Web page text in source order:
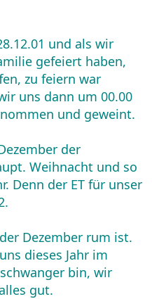
und als wir
gefeiert haben,
zu feiern war
uns dann um 00.00
und geweint.
der
Weihnacht und so
Denn der ET für unser
Dezember rum ist.
dieses Jahr im
bin, wir
gut.